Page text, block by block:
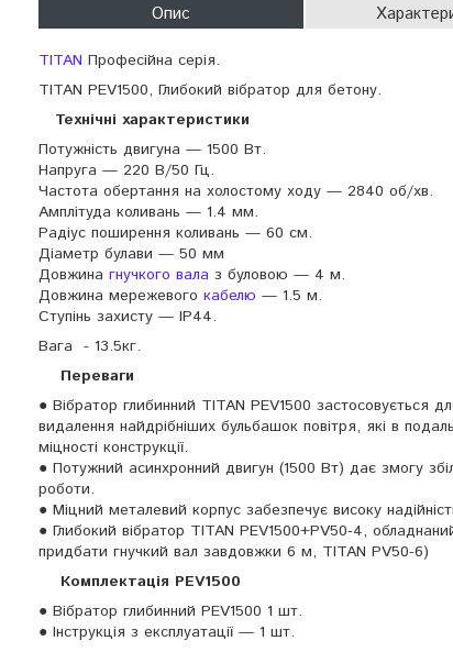
Опис
TITAN Професійна серія.
TITAN PEV1500, Глибокий вібратор для бетону.
Технічні характеристики
Потужність двигуна — 1500 Вт.
Напруга — 220 В/50 Гц.
Частота обертання на холостому ходу — 2840 об/хв.
Амплітуда коливань — 1.4 мм.
Радіус поширення коливань — 60 см.
Діаметр булави — 50 мм
Довжина гнучкого вала з буловою — 4 м.
Довжина мережевого кабелю — 1.5 м.
Ступінь захисту — IP44.
Вага - 13.5кг.
Переваги
● Вібратор глибинний TITAN PEV1500 застосовується
видалення найдрібніших бульбашок повітря, які в
міцності конструкції.
● Потужний асинхронний двигун (1500 Вт) дає змогу
роботи.
● Міцний металевий корпус забезпечує високу
● Глибокий вібратор TITAN PEV1500+PV50-4,
придбати гнучкий вал завдовжки 6 м, TITAN PV50-6)
Комплектація PEV1500
● Вібратор глибинний PEV1500 1 шт.
● Інструкція з експлуатації — 1 шт.